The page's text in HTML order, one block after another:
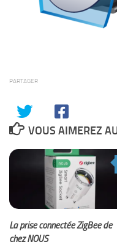
PARTAGER
VOUS AIMEREZ
La prise connectée ZigBee de
chez NOUS